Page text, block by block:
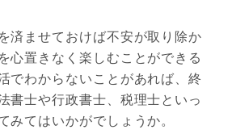
済ませておけば不安が取り除か
心置きなく楽しむことができる
でわからないことがあれば、終
書士や行政書士、税理士といっ
みてはいかがでしょうか。